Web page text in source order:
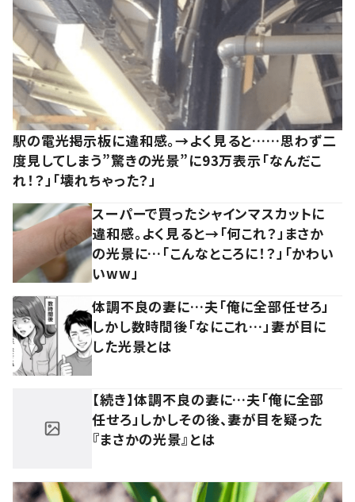
駅の電光掲示板に違和感。→よく見ると……思わず二
度見してしまう”驚きの光景”に93万表示「なんだこ
れ！？」「壊れちゃった？」
スーパーで買ったシャインマスカットに
違和感。よく見ると→「何これ？」まさか
の光景に…「こんなところに！？」「かわい
いww」
体調不良の妻に…夫「俺に全部任せろ」
しかし数時間後「なにこれ…」妻が目に
した光景とは
【続き】体調不良の妻に…夫「俺に全部
任せろ」しかしその後、妻が目を疑った
『まさかの光景』とは